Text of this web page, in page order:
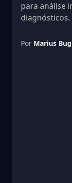
para análise
diagnósticos.
Por Marius